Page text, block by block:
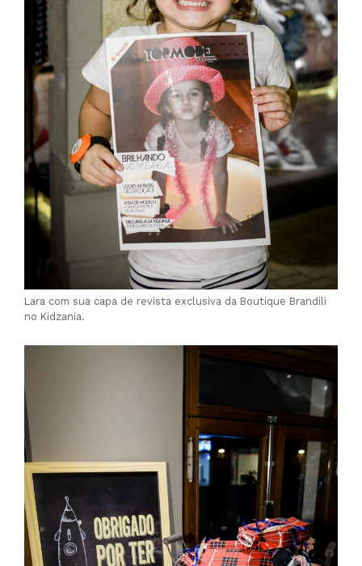
Lara com sua capa de revista exclusiva da Boutique Brandili
no Kidzania.